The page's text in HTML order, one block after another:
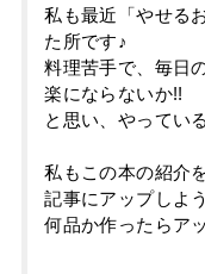
私も最近「やせる
た所です♪
料理苦手で、毎日
楽にならないか!!
と思い、やってい
私もこの本の紹介
記事にアップしよ
何品か作ったらア